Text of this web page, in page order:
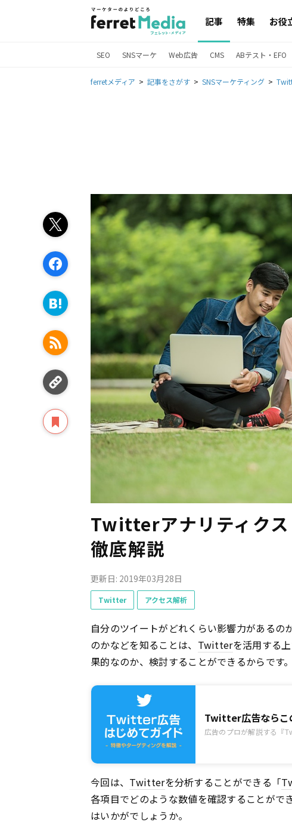
記事 特集 お役
SEO SNSマーケ Web広告 CMS ABテスト・EFO
ferretメディア 記事をさがす SNSマーケティング
Twitterアナリティクス
徹底解説
更新日: 2019年03月28日
Twitter アクセス解析
自分のツイートがどれくらい影響力がある
のかなどを知ることは、 Twitterを活用する
果的なのか、検討することができるからです。
Twitter広告ならこ
広告のプロが解説する『
今回は、 Twitterを分析することができる「
各項目でどのような数値を確認することがで
はいかがでしょうか。